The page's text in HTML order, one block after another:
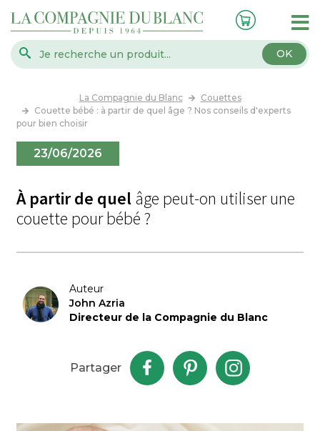
OK
La Compagnie du Blanc
Couettes
Couette bébé : à partir de quel âge ? Nos conseils d'experts
pour bien choisir
23/06/2026
À partir de quelâge peut-on utiliser une
couette pour bébé ?
Auteur
John Azria
Directeur de la Compagnie du Blanc
Partager